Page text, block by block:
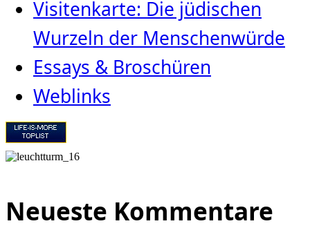
Visitenkarte: Die jüdischen
Wurzeln der Menschenwürde
Essays & Broschüren
Weblinks
Neueste Kommentare